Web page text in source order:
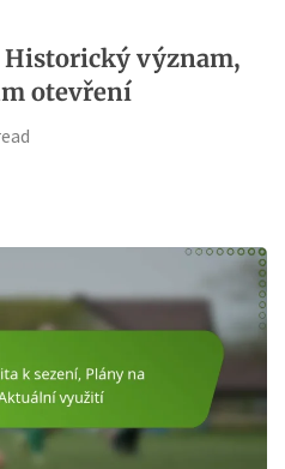
Historický význam,
otevření